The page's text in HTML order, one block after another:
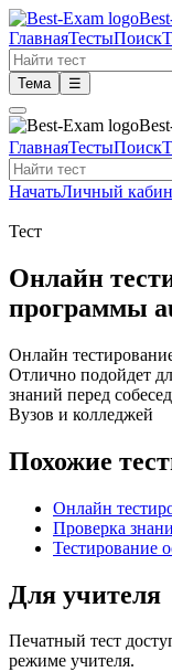
ГлавнаяТестыПоиск
Тема
☰
ГлавнаяТестыПоиск
НачатьЛичный
Тест
Онлайн
программы
Онлайн
Отлично подойдет
знаний перед
Вузов и колледжей
Похожие
Онлайн
Проверка
Тестирование
Для учителя
Печатный тест
режиме учителя.